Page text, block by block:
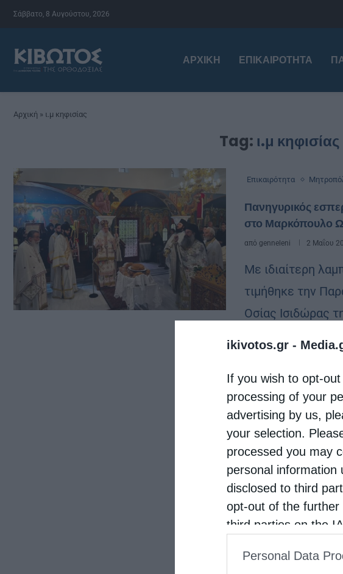
ikivotos.gr -
If you wish to opt-
processing of your
advertising by us,
your selection.
processed you may
personal information
disclosed to third
opt-out of the further
third parties on the
IAB’s List of
Personal Data
Σάββατο, 8 Αυγούστου, 2026
ΑΡΧΙΚΉ ΕΠΙΚΑΙΡΌΤΗΤΑ
Αρχική » ι.μ κηφισίας
Tag: ι.μ κηφισίας
Επικαιρότητα
Πανηγυρικός
στο Μαρκόπουλο
από genneleni 2 Μαΐου
Με ιδιαίτερη
τιμήθηκε την
Οσίας Ισιδώρας